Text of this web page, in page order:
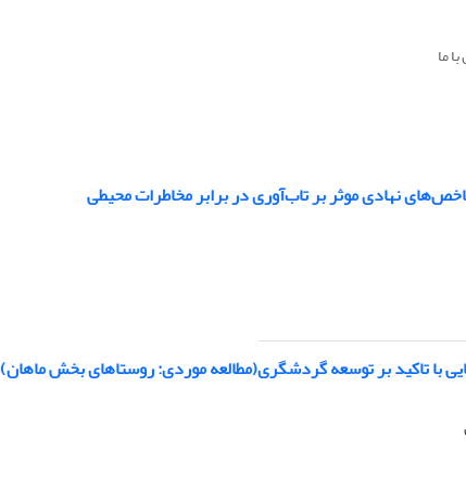
ما
نهادی موثر بر تاب‌آوری در برابر مخاطرات محیطی
با تاکید بر توسعه گردشگری(مطالعه موردی: روستاهای بخش ماهان)